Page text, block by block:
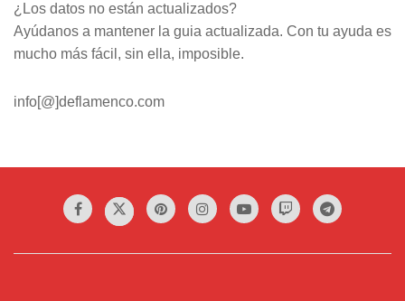
¿Los datos no están actualizados?
Ayúdanos a mantener la guia actualizada. Con tu ayuda es
mucho más fácil, sin ella, imposible.
info[@]deflamenco.com